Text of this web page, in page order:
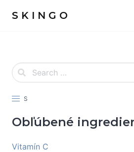
S K I N G O
S
Obľúbené
Vitamín C